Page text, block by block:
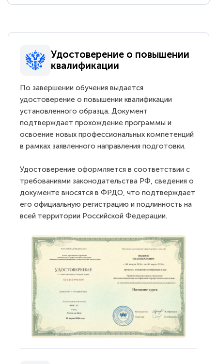
Удостоверение о повышении
квалификации
По завершении обучения выдается
удостоверение о повышении квалификации
установленного образца. Документ
подтверждает прохождение программы и
освоение новых профессиональных компетенций
в рамках заявленного направления подготовки.
Удостоверение оформляется в соответствии с
требованиями законодательства РФ, сведения о
документе вносятся в ФРДО, что подтверждает
его официальную регистрацию и подлинность на
всей территории Российской Федерации.